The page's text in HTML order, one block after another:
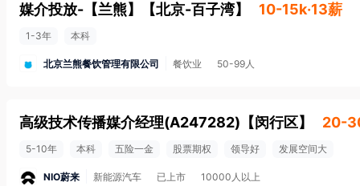
媒介投放-【兰熊】 【北京-百子湾】 10-15k·13薪
1-3年 本科
北京兰熊餐饮管理有限公司 餐饮业 50-99人
高级技术传播媒介经理(A247282) 【闵行区】 20-
5-10年 本科 五险一金 股票期权 领导好 发展空间大
NIO蔚来 新能源汽车 已上市 10000人以上